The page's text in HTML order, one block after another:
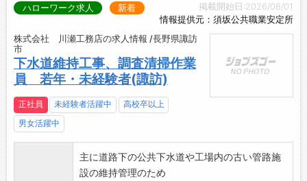
掲載開始日:2026/08/01
情報提供元：須坂公共職業安定所
ハローワーク求人 新着
株式会社 川瀬工務店の求人情報 /長野県諏訪
市
下水道維持工事、調査清掃作業
員 若年・未経験者(諏訪)
正社員 未経験者活躍中
高校卒以上
男女活躍中
主に道路下の公共下水道や工場内の古い管路施
設の維持管理のため